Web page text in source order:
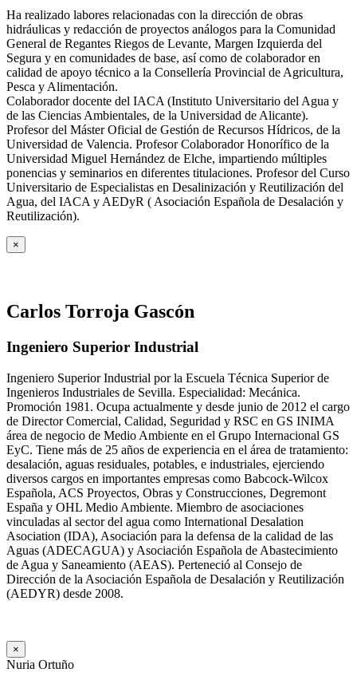
Ha realizado labores relacionadas con la dirección de obras
hidráulicas y redacción de proyectos análogos para la Comunidad
General de Regantes Riegos de Levante, Margen Izquierda del
Segura y en comunidades de base, así como de colaborador en
calidad de apoyo técnico a la Consellería Provincial de Agricultura,
Pesca y Alimentación.
Colaborador docente del IACA (Instituto Universitario del Agua y
de las Ciencias Ambientales, de la Universidad de Alicante).
Profesor del Máster Oficial de Gestión de Recursos Hídricos, de la
Universidad de Valencia. Profesor Colaborador Honorífico de la
Universidad Miguel Hernández de Elche, impartiendo múltiples
ponencias y seminarios en diferentes titulaciones. Profesor del Curso
Universitario de Especialistas en Desalinización y Reutilización del
Agua, del IACA y AEDyR ( Asociación Española de Desalación y
Reutilización).
×
Carlos Torroja Gascón
Ingeniero Superior Industrial
Ingeniero Superior Industrial por la Escuela Técnica Superior de
Ingenieros Industriales de Sevilla. Especialidad: Mecánica.
Promoción 1981. Ocupa actualmente y desde junio de 2012 el cargo
de Director Comercial, Calidad, Seguridad y RSC en GS INIMA
área de negocio de Medio Ambiente en el Grupo Internacional GS
EyC. Tiene más de 25 años de experiencia en el área de tratamiento:
desalación, aguas residuales, potables, e industriales, ejerciendo
diversos cargos en importantes empresas como Babcock-Wilcox
Española, ACS Proyectos, Obras y Construcciones, Degremont
España y OHL Medio Ambiente. Miembro de asociaciones
vinculadas al sector del agua como International Desalation
Asociation (IDA), Asociación para la defensa de la calidad de las
Aguas (ADECAGUA) y Asociación Española de Abastecimiento
de Agua y Saneamiento (AEAS). Perteneció al Consejo de
Dirección de la Asociación Española de Desalación y Reutilización
(AEDYR) desde 2008.
×
Nuria Ortuño